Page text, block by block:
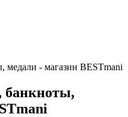
банкноты,